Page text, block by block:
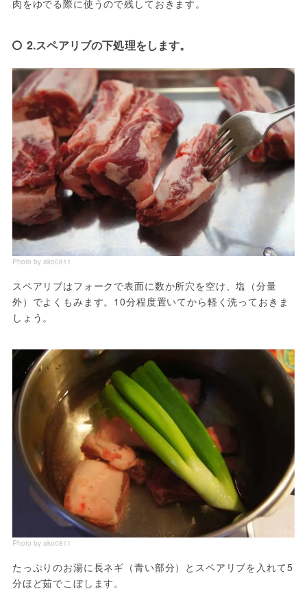
肉をゆでる際に使うので残しておきます。
2.スペアリブの下処理をします。
Photo by ako0811
スペアリブはフォークで表面に数か所穴を空け、塩（分量
外）でよくもみます。10分程度置いてから軽く洗っておきま
しょう。
Photo by ako0811
たっぷりのお湯に長ネギ（青い部分）とスペアリブを入れて5
分ほど茹でこぼします。